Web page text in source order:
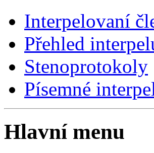
Interpelovaní
Přehled
Stenoprotokoly
Písemné
Hlavní menu